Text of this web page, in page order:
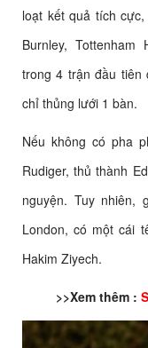
loạt kết quả tích
Burnley,
trong 4 trận đầu tiên
chỉ thủng lưới 1 bàn.
Nếu không có pha
Rudiger, thủ thành
nguyện. Tuy nhiên,
London, có một cái
Hakim Ziyech.
>>Xem thêm :